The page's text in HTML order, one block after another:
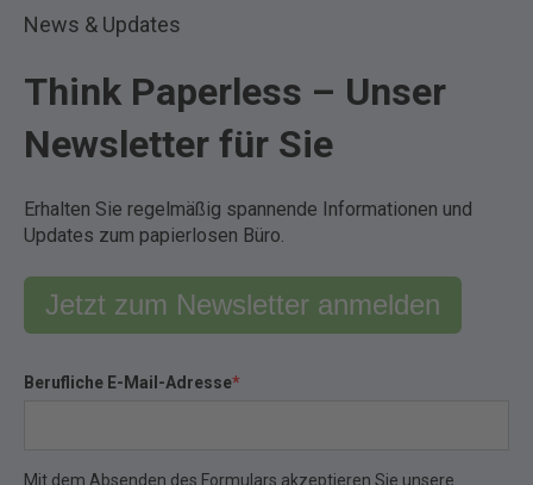
News & Updates
Think Paperless – Unser
Newsletter für Sie
Erhalten Sie regelmäßig spannende Informationen und
Updates zum papierlosen Büro.
Jetzt zum Newsletter anmelden
Berufliche E-Mail-Adresse*
Mit dem Absenden des Formulars akzeptieren Sie unsere